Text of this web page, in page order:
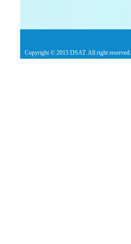
Copyright © 2015 DSAT. All right reserved.